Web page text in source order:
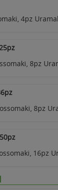
4pz
8pz
8pz
16pz